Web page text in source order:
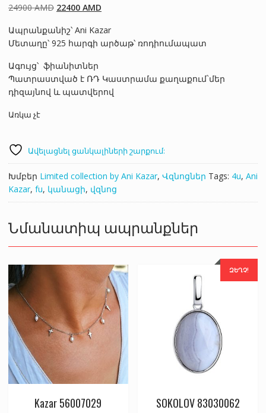
24900AMD Original
was:
24900 AMD.
22400 AMDCurrent
is:
22400 AMD.
Ապրանքանիշ՝ Ani Kazar
Մետաղը՝ 925 հարգի արծաթ՝ ռոդիումապատ
Ագույց՝ ֆիանիտներ
Պատրաստված է ՌԴ Կաստրամա քաղաքում`մեր
դիզայնով և պատվերով
Առկա չէ
Ավելացնել ցանկալիների շարքում:
Խմբեր Limited collection by Ani Kazar, Վզնոցներ Tags: 4u, Ani
Kazar, fu, կանացի, վզնոց
Նմանատիպ ապրանքներ
Kazar 56007029
ԶԵՂՉ!
SOKOLOV 83030062